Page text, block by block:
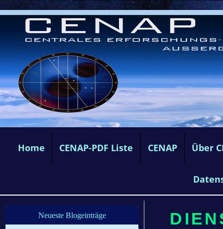
Home CENAP-PDF Liste CENAP Über
Neueste Blogeinträge